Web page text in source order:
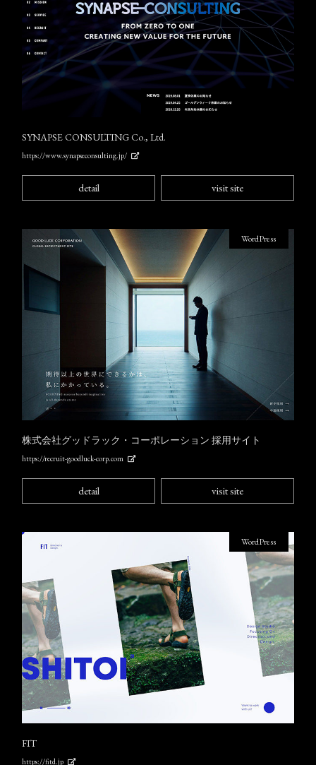
SYNAPSE CONSULTING Co., Ltd.
https://www.synapseconsulting.jp/
detail visit site
株式会社グッドラック・コーポレーション 採用サイト
https://recruit-goodluck-corp.com
WordPress
detail visit site
FIT
https://fitd.jp
WordPress